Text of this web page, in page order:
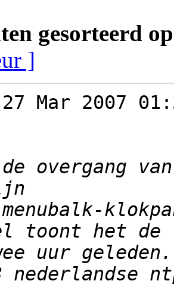
gesorteerd
]
Mar 2007
overgang
menubalk-
uur